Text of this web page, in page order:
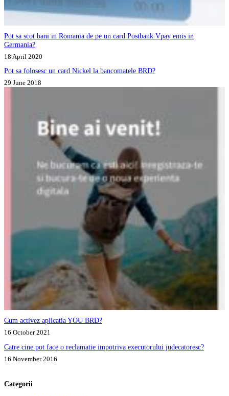
Pot sa scot bani in Romania de pe un card Postbank Vpay emis in
Germania?
18 April 2020
Pot sa folosesc un card Nickel la bancomatele BRD?
29 June 2018
Cum activez aplicatia YOU BRD?
16 October 2021
Catre cine pot face o reclamatie impotriva executorului judecatoresc?
16 November 2016
Categorii